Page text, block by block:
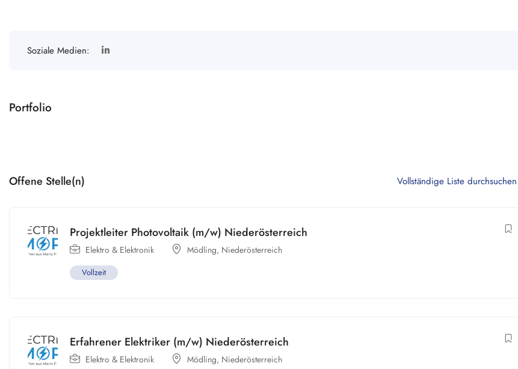
Soziale Medien:
Portfolio
Offene Stelle(n) Vollständige Liste durchsuchen
Projektleiter Photovoltaik (m/w) Niederösterreich
Elektro & Elektronik Mödling, Niederösterreich
Vollzeit
Erfahrener Elektriker (m/w) Niederösterreich
Elektro & Elektronik Mödling, Niederösterreich